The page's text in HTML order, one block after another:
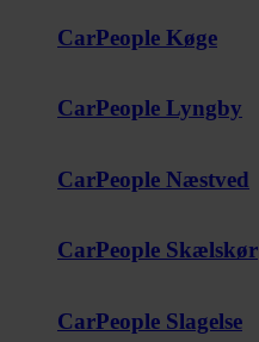
CarPeople Køge
CarPeople Lyngby
CarPeople Næstved
CarPeople Skælskør
CarPeople Slagelse